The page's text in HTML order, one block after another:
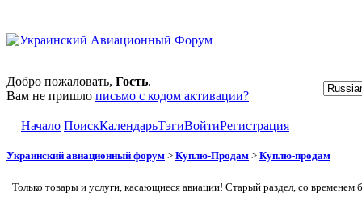
Добро пожаловать, Гость.
Вам не пришло письмо с кодом активации?
Начало ПоискКалендарьТэгиВойтиРегистрация
Украинский авиационный форум > Куплю-Продам > Куплю-продам
Только товары и услуги, касающиеся авиации! Старый раздел, со временем